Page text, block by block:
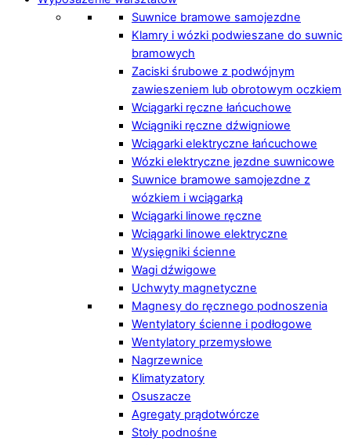
Suwnice bramowe samojezdne
Klamry i wózki podwieszane do suwnic
bramowych
Zaciski śrubowe z podwójnym
zawieszeniem lub obrotowym oczkiem
Wciągarki ręczne łańcuchowe
Wciągniki ręczne dźwigniowe
Wciągarki elektryczne łańcuchowe
Wózki elektryczne jezdne suwnicowe
Suwnice bramowe samojezdne z
wózkiem i wciągarką
Wciągarki linowe ręczne
Wciągarki linowe elektryczne
Wysięgniki ścienne
Wagi dźwigowe
Uchwyty magnetyczne
Magnesy do ręcznego podnoszenia
Wentylatory ścienne i podłogowe
Wentylatory przemysłowe
Nagrzewnice
Klimatyzatory
Osuszacze
Agregaty prądotwórcze
Stoły podnośne